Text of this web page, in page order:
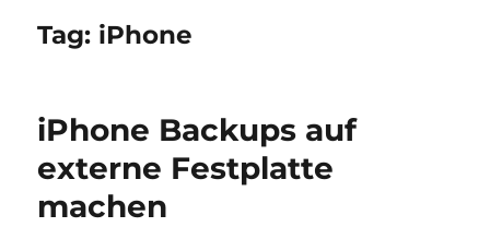
Tag: iPhone
iPhone Backups auf
externe Festplatte
machen